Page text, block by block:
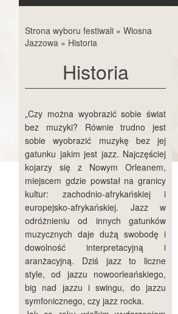
Strona wyboru festiwali » Wiosna
Jazzowa » Historia
Historia
„Czy można wyobrazić sobie świat
bez muzyki? Równie trudno jest
sobie wyobrazić muzykę bez jej
gatunku jakim jest jazz. Najczęściej
kojarzy się z Nowym Orleanem,
miejscem gdzie powstał na granicy
kultur: zachodnio-afrykańskiej i
europejsko-afrykańskiej. Jazz w
odróżnieniu od innych gatunków
muzycznych daje dużą swobodę i
dowolność interpretacyjną i
aranżacyjną. Dziś jazz to liczne
style, od jazzu nowoorleańskiego,
big nad jazzu i swingu, do jazzu
symfonicznego, czy jazz rocka.